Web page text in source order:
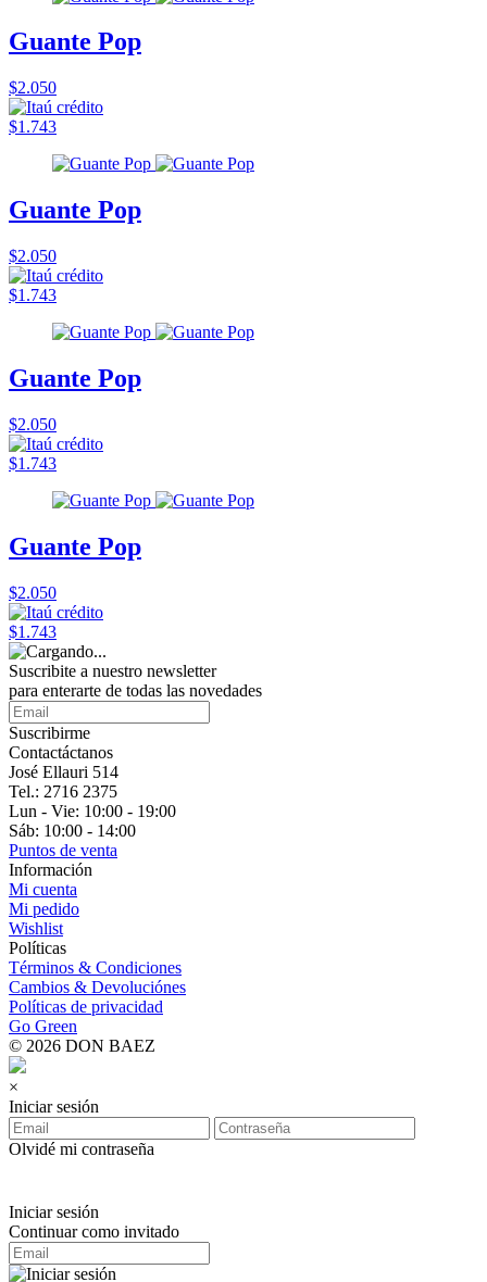
Guante Pop
$2.050
$1.743
Guante Pop
$2.050
$1.743
Guante Pop
$2.050
$1.743
Guante Pop
$2.050
$1.743
Suscribite a nuestro newsletter
para enterarte de todas las novedades
Suscribirme
Contactáctanos
José Ellauri 514
Tel.: 2716 2375
Lun - Vie: 10:00 - 19:00
Sáb: 10:00 - 14:00
Puntos de venta
Información
Mi cuenta
Mi pedido
Wishlist
Políticas
Términos & Condiciones
Cambios & Devoluciónes
Políticas de privacidad
Go Green
© 2026 DON BAEZ
×
Iniciar sesión
Olvidé mi contraseña
Iniciar sesión
Continuar como invitado